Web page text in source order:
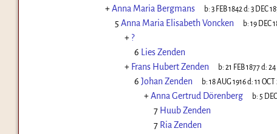
+Anna Maria Bergmans b: 3 FEB 1842d: 3 DEC
5 Anna Maria Elisabeth Voncken b: 19 DEC
+ ?
6
Lies Zenden
+ Frans Hubert Zenden b: 21 FEB 1877d: 24
6 Johan Zenden b: 18 AUG 1916d: 11
+Anna Gertrud Dörenberg b: 5
7 Huub Zenden
7 Ria Zenden